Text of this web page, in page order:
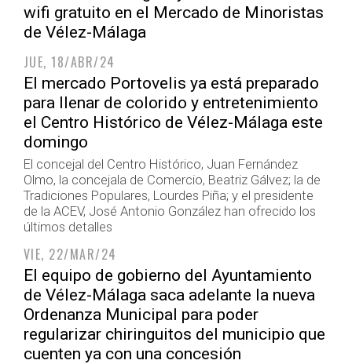
wifi gratuito en el Mercado de Minoristas
de Vélez-Málaga
JUE, 18/ABR/24
El mercado Portovelis ya está preparado
para llenar de colorido y entretenimiento
el Centro Histórico de Vélez-Málaga este
domingo
El concejal del Centro Histórico, Juan Fernández
Olmo, la concejala de Comercio, Beatriz Gálvez; la de
Tradiciones Populares, Lourdes Piña; y el presidente
de la ACEV, José Antonio González han ofrecido los
últimos detalles
VIE, 22/MAR/24
El equipo de gobierno del Ayuntamiento
de Vélez-Málaga saca adelante la nueva
Ordenanza Municipal para poder
regularizar chiringuitos del municipio que
cuenten ya con una concesión